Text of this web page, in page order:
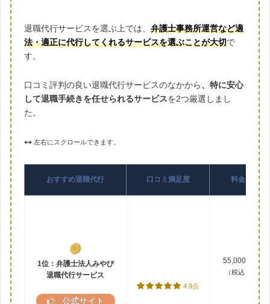
退職代行サービスを選ぶ上では、 弁護士事務所運営など適
法・適正に代行してくれるサービスを選ぶことが大切で
す。
口コミ評判の良い退職代行サービスのなかから、特に安心
して退職手続きを任せられるサービスを2つ厳選しまし
た。
左右にスクロールできます。
おすすめ退職代行 口コミ満足度 料金
1位：弁護士法人みやび
退職代行サービス
公式サイト
4.9点
55,000円
（税込）